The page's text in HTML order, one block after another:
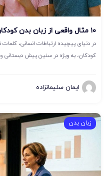
۱۰ مثال واقعی از زبان بدن کودکان؛ هر حرکت چه معنایی دارد؟
در دنیای پیچیده ارتباطات انسانی،
کودکان، به ویژه در سنین پیش دبستانی
ایمان سلیمانزاده
زبان بدن